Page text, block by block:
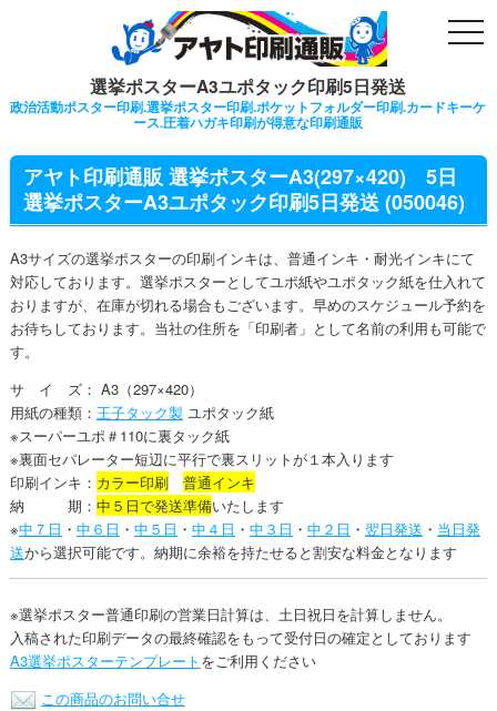
選挙ポスターA3ユポタック印刷5日発送
政治活動ポスター印刷.選挙ポスター印刷.ポケットフォルダー印刷.カードキーケ
ース.圧着ハガキ印刷が得意な印刷通販
アヤト印刷通販 選挙ポスターA3(297×420) 5日
選挙ポスターA3ユポタック印刷5日発送 (050046)
A3サイズの選挙ポスターの印刷インキは、普通インキ・耐光インキにて
対応しております。選挙ポスターとしてユポ紙やユポタック紙を仕入れて
おりますが、在庫が切れる場合もございます。早めのスケジュール予約を
お待ちしております。当社の住所を「印刷者」として名前の利用も可能で
す。
サ イ ズ： A3（297×420）
用紙の種類： 王子タック製 ユポタック紙
※スーパーユポ＃110に裏タック紙
※裏面セパレーター短辺に平行で裏スリットが１本入ります
印刷インキ： カラー印刷
普通インキ
納 期： 中５日で発送準備いたします
※中７日 ・ 中６日 ・ 中５日 ・ 中４日 ・ 中３日 ・ 中２日 ・ 翌日発送 ・ 当日発
送から選択可能です。納期に余裕を持たせると割安な料金となります
※選挙ポスター普通印刷の営業日計算は、土日祝日を計算しません。
入稿された印刷データの最終確認をもって受付日の確定としております
A3選挙ポスターテンプレート をご利用ください
この商品のお問い合せ